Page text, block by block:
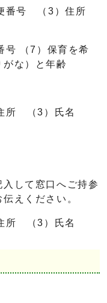
号 （3）住所
7）保育を希
な）と年齢
（3）氏名
して窓口へご持参
えください。
（3）氏名